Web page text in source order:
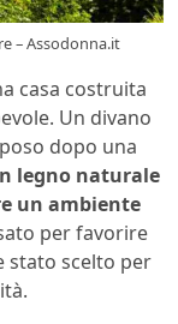
– Assodonna.it
casa costruita
Un divano
dopo una
legno naturale
un ambiente
per favorire
stato scelto per